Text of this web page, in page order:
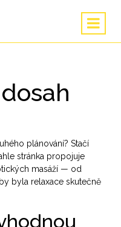
plánování? Stačí
stránka propojuje
masáží — od
byla relaxace skutečně